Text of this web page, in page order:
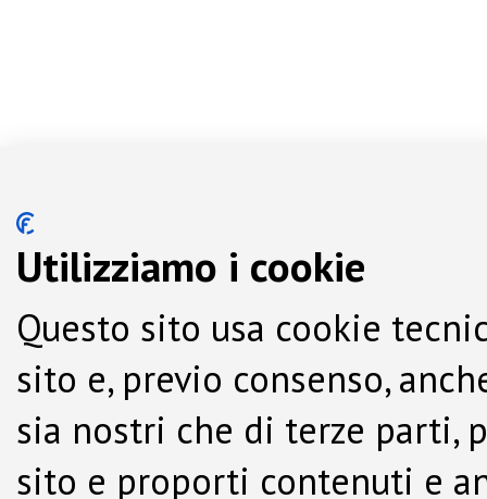
Utilizziamo i cookie
Questo sito usa cookie
sito e, previo consenso,
sia nostri che di terze parti,
sito e proporti contenuti e